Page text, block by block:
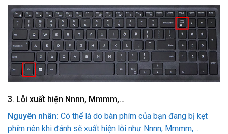
3. Lỗi xuất hiện Nnnn, Mmmm,…
Nguyên nhân: Có thể là do bàn phím của bạn đang bị kẹt
phím nên khi đánh sẽ xuất hiện lỗi như Nnnn, Mmmm,…